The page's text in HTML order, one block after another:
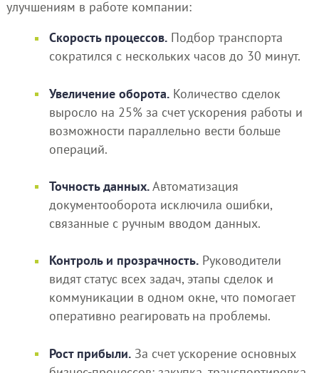
улучшениям в работе компании:
Скорость процессов.Подбор транспорта
сократился с нескольких часов до 30 минут.
Увеличение оборота.Количество сделок
выросло на 25% за счет ускорения работы и
возможности параллельно вести больше
операций.
Точность данных.Автоматизация
документооборота исключила ошибки,
связанные с ручным вводом данных.
Контроль и прозрачность.Руководители
видят статус всех задач, этапы сделок и
коммуникации в одном окне, что помогает
оперативно реагировать на проблемы.
Рост прибыли.За счет ускорение основных